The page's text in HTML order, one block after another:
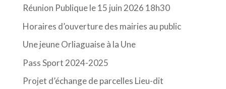
Réunion Publique le 15 juin 2026 18h30
Horaires d’ouverture des mairies au public
Une jeune Orliaguaise à la Une
Pass Sport 2024-2025
Projet d’échange de parcelles Lieu-dit